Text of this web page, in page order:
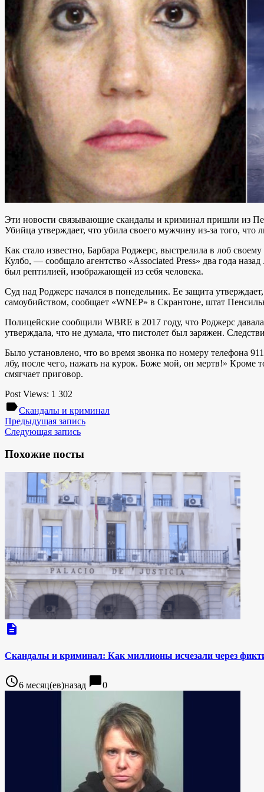
Эти новости связывающие скандалы и криминал пришли из
Убийца утверждает, что убила своего мужчину из-за того, что
Как стало известно, Барбара Роджерс, выстрелила в лоб
Кулбо, — сообщало агентство «Associated Press» два года
был рептилией, изображающей из себя человека.
Суд над Роджерс начался в понедельник. Ее защита
самоубийством, сообщает «WNEP» в Скрантоне, штат
Полицейские сообщили WBRE в 2017 году, что Роджерс
утверждала, что не думала, что пистолет был заряжен.
Было установлено, что во время звонка по номеру телефона
лбу, после чего, нажать на курок. Боже мой, он мертв!» Кроме
смягчает приговор.
Post Views: 1 302
labelСкандалы и криминал
Предыдущая запись
Следующая запись
Похожие посты
description
Скандалы и криминал: Как миллионы исчезали через
access_time6 месяц(ев)назад chat_bubble0